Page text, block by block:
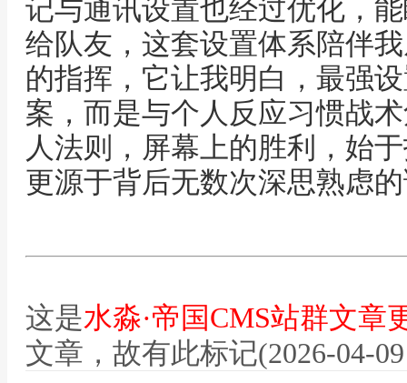
记与通讯设置也经过优化，
给队友，这套设置体系陪伴
的指挥，它让我明白，最强
案，而是与个人反应习惯战
人法则，屏幕上的胜利，始
更源于背后无数次深思熟虑
这是水淼·帝国CMS站群文章
文章，故有此标记(2026-04-